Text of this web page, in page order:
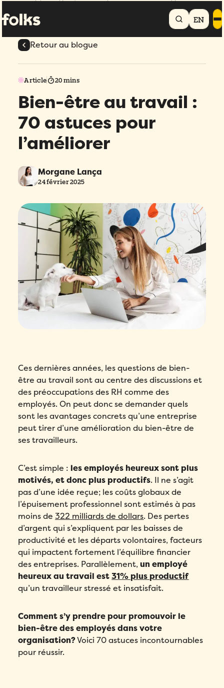
EN
AccueilBlogueBien-être au travail : 70 astuces pour l’améliorer
Retour au blogue
Article 20 mins
Bien-être au travail :
70 astuces pour
l’améliorer
Morgane Lança
24 février 2025
Ces dernières années, les questions de bien-
être au travail sont au centre des discussions et
des préoccupations des RH comme des
employés. On peut donc se demander quels
sont les avantages concrets qu’une entreprise
peut tirer d’une amélioration du bien-être de
ses travailleurs.
C’est simple : les employés heureux sont plus
motivés, et donc plus productifs. Il ne s’agit
pas d’une idée reçue; les coûts globaux de
l’épuisement professionnel sont estimés à pas
moins de322 milliards de dollars. Des pertes
d’argent qui s’expliquent par les baisses de
productivité et les départs volontaires, facteurs
qui impactent fortement l’équilibre financier
des entreprises. Parallèlement,un employé
heureux au travail est31% plus productif
qu’un travailleur stressé et insatisfait.
Comment s’y prendre pour promouvoir le
bien-être des employés dans votre
organisation?Voici 70 astuces incontournables
pour réussir.